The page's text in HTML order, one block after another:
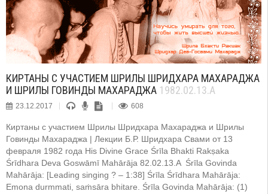
КИРТАНЫ С УЧАСТИЕМ ШРИЛЫ ШРИДХАРА МАХАРАДЖА
И ШРИЛЫ ГОВИНДЫ МАХАРАДЖА 1982.02.13.A
23.12.2017 608
Киртаны с участием Шрилы Шридхара Махараджа и Шрилы
Говинды Махараджа | Лекции Б.Р. Шридхара Свами от 13
февраля 1982 года His Divine Grace Śrīla Bhakti Rakṣaka
Śrīdhara Deva Goswāmī Mahārāja 82.02.13.A Śrīla Govinda
Mahārāja: [Leading singing ? – 1:38] Śrīla Śrīdhara Mahārāja:
Emona durmmati, saṁsāra bhitare. Śrīla Govinda Mahārāja: (1)